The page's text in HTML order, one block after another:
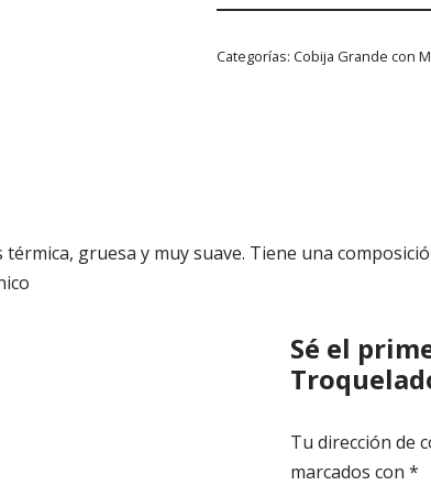
Categorías:Cobija Grande con
gruesa y muy suave. Tiene una
Sé el
Tu dirección de
marcados con *